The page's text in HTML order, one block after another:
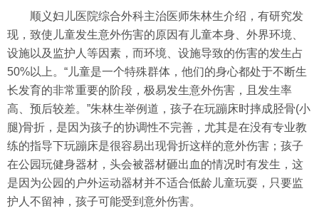
顺义妇儿医院综合外科主治医师朱林生介绍，有研究发
现，致使儿童发生意外伤害的原因有儿童本身、外界环境、
设施以及监护人等因素，而环境、设施导致的伤害的发生占
50%以上。“儿童是一个特殊群体，他们的身心都处于不断生
长发育的非常重要的阶段，极易发生意外伤害，且发生率
高、预后较差。”朱林生举例道，孩子在玩蹦床时摔成胫骨(小
腿)骨折，是因为孩子的协调性不完善，尤其是在没有专业教
练的指导下玩蹦床是很容易出现骨折这样的意外伤害；孩子
在公园玩健身器材，头会被器材砸出血的情况时有发生，这
是因为公园的户外运动器材并不适合低龄儿童玩耍，只要监
护人不留神，孩子可能受到意外伤害。